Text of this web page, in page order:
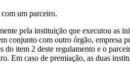
um parceiro.
pela instituição que executou as
conjunto com outro órgão, empresa
do item 2 deste regulamento e o
Em caso de premiação, as duas